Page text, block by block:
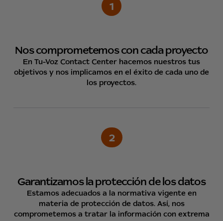
1
Nos comprometemos con cada proyecto
En Tu-Voz Contact Center hacemos nuestros tus
objetivos y nos implicamos en el éxito de cada uno de
los proyectos.
2
Garantizamos la protección de los datos
Estamos adecuados a la normativa vigente en
materia de protección de datos. Así, nos
comprometemos a tratar la información con extrema